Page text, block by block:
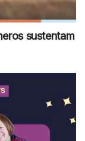
sustentam